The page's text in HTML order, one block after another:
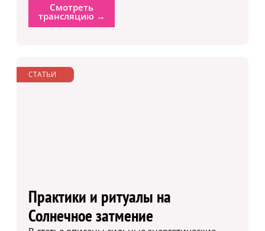
Смотреть
трансляцию →
СТАТЬИ
Практики и ритуалы на
Солнечное затмение